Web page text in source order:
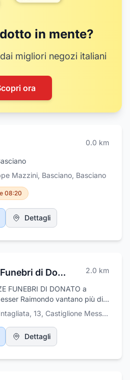
in mente?
migliori negozi italiani
ora
0.0 km
Mazzini, Basciano, Basciano
08:20
Dettagli
Onoranze Funebri di Donato 2.0 km
FUNEBRI DI DONATO a
Raimondo vantano più di
che permettono di
impeccabile e completo da
Nello specifico l'attività
servizi e si occupa di disbrigo
salma eseguite da
13, Castiglione Messer Raimondo
Dettagli